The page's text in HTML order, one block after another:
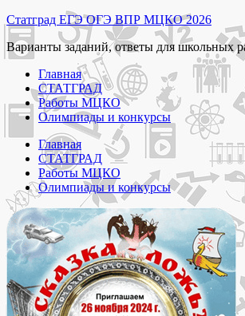
Перейти
к
содержимому
Статград ЕГЭ ОГЭ ВПР МЦКО 2026
Варианты заданий, ответы для школьных
Главная
СТАТГРАД
Работы МЦКО
Олимпиады и конкурсы
Главная
СТАТГРАД
Работы МЦКО
Олимпиады и конкурсы